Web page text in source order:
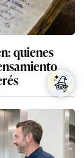
quienes